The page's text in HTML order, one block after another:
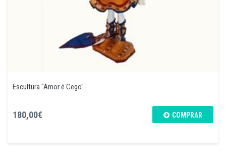
Escultura "Amor é Cego"
180,00€ COMPRAR